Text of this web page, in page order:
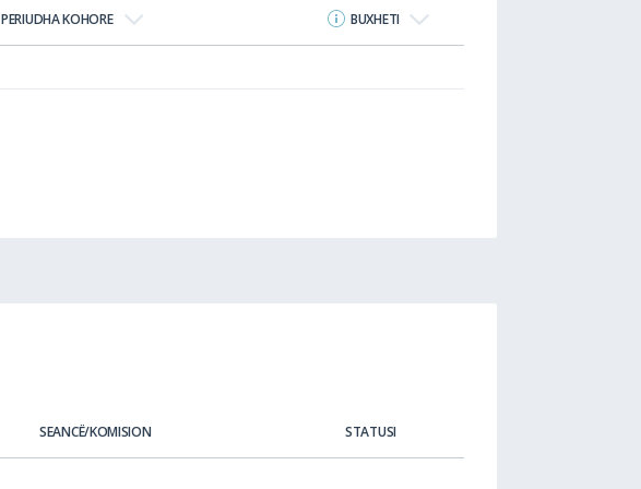
PERIUDHA KOHORE BUXHETI
SEANCË/KOMISION STATUSI